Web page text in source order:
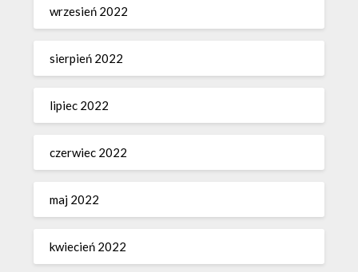
wrzesień 2022
sierpień 2022
lipiec 2022
czerwiec 2022
maj 2022
kwiecień 2022